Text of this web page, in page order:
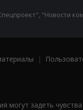
"Новости
|
задеть